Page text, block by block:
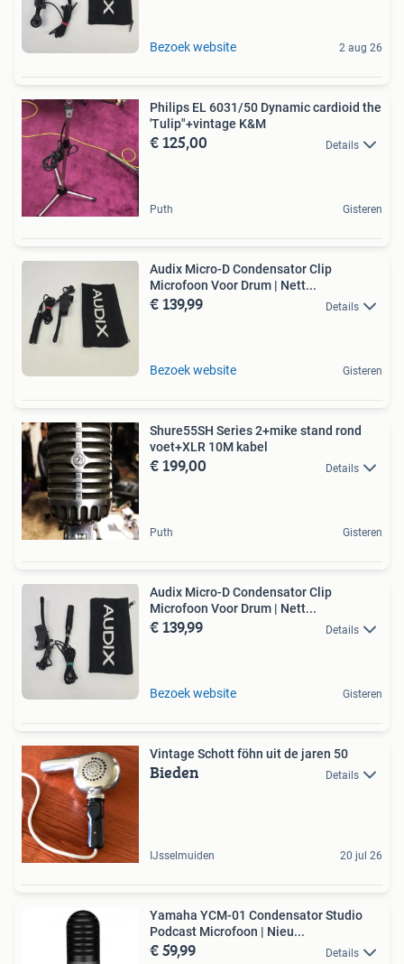
Bezoek website 2 aug 26
Philips EL 6031/50 Dynamic cardioid the
'Tulip"+vintage K&M
€ 125,00 Details
Puth Gisteren
Audix Micro-D Condensator Clip
Microfoon Voor Drum | Nett...
€ 139,99 Details
Bezoek website Gisteren
Shure55SH Series 2+mike stand rond
voet+XLR 10M kabel
€ 199,00 Details
Puth Gisteren
Audix Micro-D Condensator Clip
Microfoon Voor Drum | Nett...
€ 139,99 Details
Bezoek website Gisteren
Vintage Schott föhn uit de jaren 50
Bieden Details
IJsselmuiden 20 jul 26
Yamaha YCM-01 Condensator Studio
Podcast Microfoon | Nieu...
€ 59,99 Details